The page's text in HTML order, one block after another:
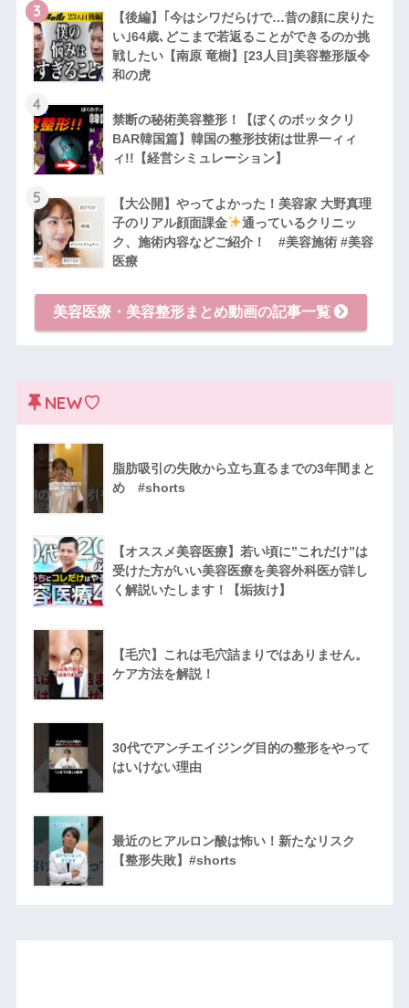
3
【後編】｢今はシワだらけで…昔の顔に戻りた
い｣64歳､どこまで若返ることができるのか挑
戦したい【南原 竜樹】[23人目]美容整形版令
和の虎
4
禁断の秘術美容整形！【ぼくのボッタクリ
BAR韓国篇】韓国の整形技術は世界一ィィ
ィ!!【経営シミュレーション】
5
【大公開】やってよかった！美容家 大野真理
子のリアル顔面課金
通っているクリニッ
ク、施術内容などご紹介！ #美容施術 #美容
医療
美容医療・美容整形まとめ動画の記事一覧
NEW♡
脂肪吸引の失敗から立ち直るまでの3年間まと
め #shorts
【オススメ美容医療】若い頃に”これだけ”は
受けた方がいい美容医療を美容外科医が詳し
く解説いたします！【垢抜け】
【毛穴】これは毛穴詰まりではありません。
ケア方法を解説！
30代でアンチエイジング目的の整形をやって
はいけない理由
最近のヒアルロン酸は怖い！新たなリスク
【整形失敗】#shorts